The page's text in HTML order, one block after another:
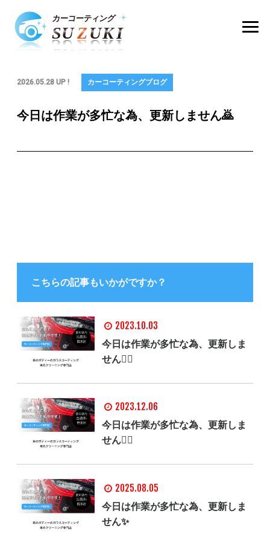
2026.05.28 UP ! カーコーティングブログ
今日は作業が多忙な為、更新しません🙇
こちらの記事もいかがですか？
2023.10.03
今日は作業が多忙な為、更新しま
せん🙇‍♂️
2023.12.06
今日は作業が多忙な為、更新しま
せん🙇‍♂️
2025.08.05
今日は作業が多忙な為、更新しま
せん✨